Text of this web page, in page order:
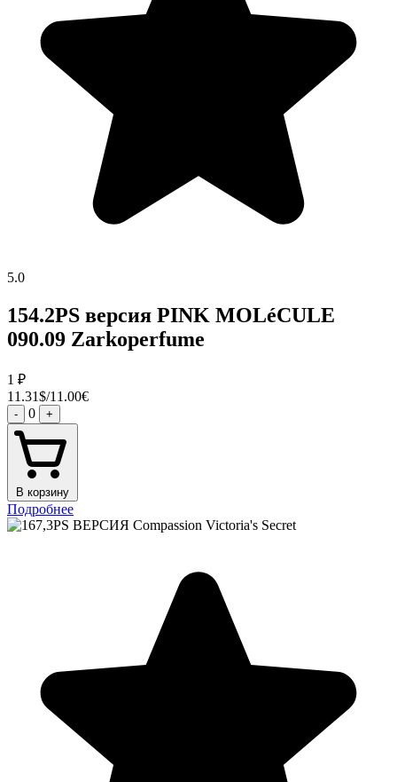
5.0
154.2PS версия PINK MOLéCULE
090.09 Zarkoperfume
1 ₽
11.31$/11.00€
- 0 +
В корзину
Подробнее